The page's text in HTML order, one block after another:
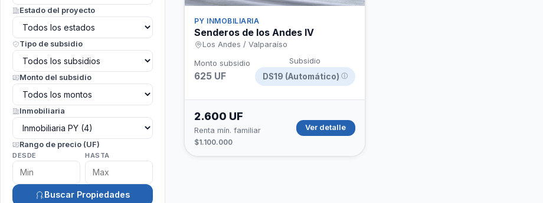
Estado del proyecto
Tipo de subsidio
Monto del subsidio
Inmobiliaria
Rango de precio (UF)
DESDE HASTA
Buscar Propiedades
PY INMOBILIARIA
Senderos de los Andes IV
Los Andes / Valparaíso
Monto subsidio
625 UF
Subsidio
DS19 (Automático) ⓘ
2.600 UF
Renta mín. familiar
$1.100.000
Ver detalle